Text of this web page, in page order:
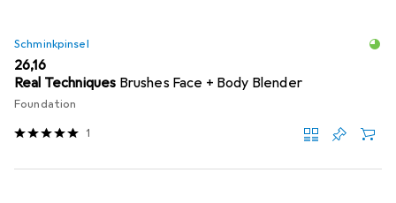
Schminkpinsel
EUR
26,16
Real Techniques Brushes Face + Body Blender
Foundation
1